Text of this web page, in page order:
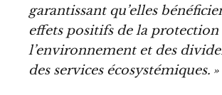
garantissant qu’elles
effets positifs de la protection
l’environnement et des
des services écosystémiques. »